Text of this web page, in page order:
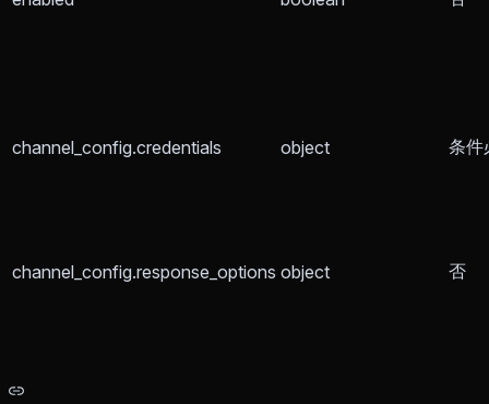
channel_config.credentials object 条件
channel_config.response_options object 否